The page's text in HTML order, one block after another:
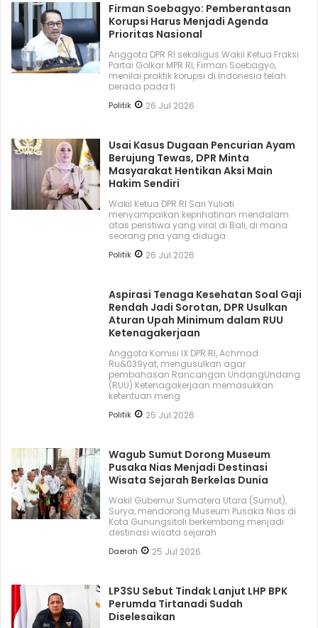
Firman Soebagyo: Pemberantasan
Korupsi Harus Menjadi Agenda
Prioritas Nasional
Anggota DPR RI sekaligus Wakil Ketua Fraksi
Partai Golkar MPR RI, Firman Soebagyo,
menilai praktik korupsi di Indonesia telah
berada pada ti
Politik 26 Jul 2026
Usai Kasus Dugaan Pencurian Ayam
Berujung Tewas, DPR Minta
Masyarakat Hentikan Aksi Main
Hakim Sendiri
Wakil Ketua DPR RI Sari Yuliati
menyampaikan keprihatinan mendalam
atas peristiwa yang viral di Bali, di mana
seorang pria yang diduga
Politik 26 Jul 2026
Aspirasi Tenaga Kesehatan Soal Gaji
Rendah Jadi Sorotan, DPR Usulkan
Aturan Upah Minimum dalam RUU
Ketenagakerjaan
Anggota Komisi IX DPR RI, Achmad
Ru&039yat, mengusulkan agar
pembahasan Rancangan UndangUndang
(RUU) Ketenagakerjaan memasukkan
ketentuan meng
Politik 25 Jul 2026
Wagub Sumut Dorong Museum
Pusaka Nias Menjadi Destinasi
Wisata Sejarah Berkelas Dunia
Wakil Gubernur Sumatera Utara (Sumut),
Surya, mendorong Museum Pusaka Nias di
Kota Gunungsitoli berkembang menjadi
destinasi wisata sejarah
Daerah 25 Jul 2026
LP3SU Sebut Tindak Lanjut LHP BPK
Perumda Tirtanadi Sudah
Diselesaikan